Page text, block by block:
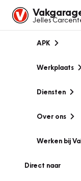
Jelles
APK
Werkplaats
Diensten
Over ons
Werken bij
Direct naar